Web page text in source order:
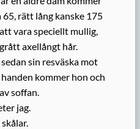
rätt lång kanske 175
vara speciellt mullig,
axellångt hår.
sin resväska mot
kommer hon och
soffan.
jag.